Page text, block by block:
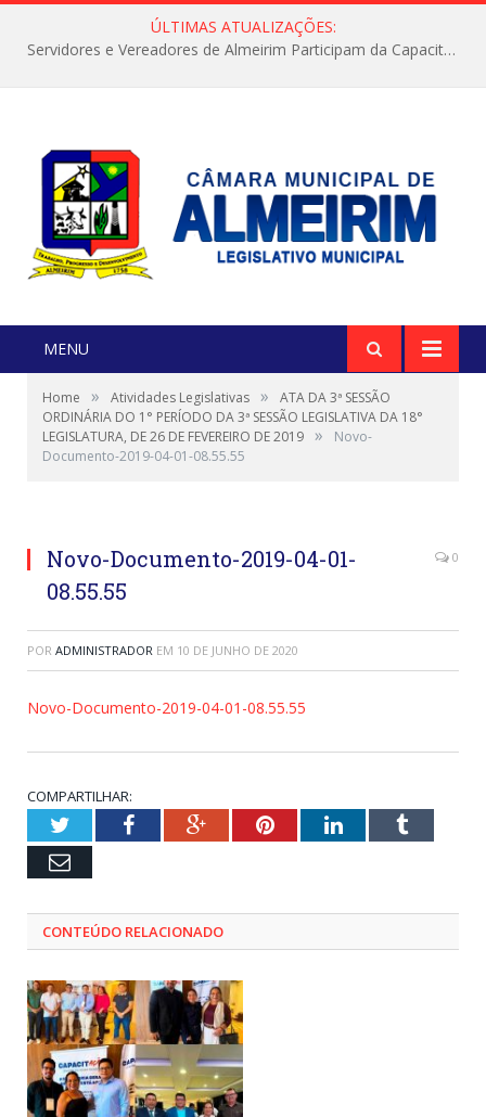
ÚLTIMAS ATUALIZAÇÕES:
Servidores e Vereadores de Almeirim Participam da Capacitação “Orientar é a Nossa Missão”
MENU
Home » Atividades Legislativas »
ATA DA 3ª SESSÃO
ORDINÁRIA DO 1° PERÍODO DA 3ª SESSÃO LEGISLATIVA DA 18°
LEGISLATURA, DE 26 DE FEVEREIRO DE 2019 »
Novo-
Documento-2019-04-01-08.55.55
Novo-Documento-2019-04-01-
08.55.55
0
POR ADMINISTRADOR EM 10 DE JUNHO DE 2020
Novo-Documento-2019-04-01-08.55.55
COMPARTILHAR:
TwitterFacebookGoogle+PinterestLinkedInTumblr
Email
CONTEÚDO RELACIONADO